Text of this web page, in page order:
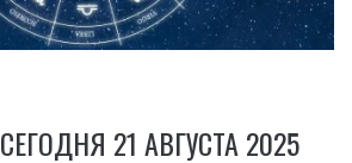
21 АВГУСТА 2025